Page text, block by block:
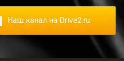
Наш канал на Drive2.ru